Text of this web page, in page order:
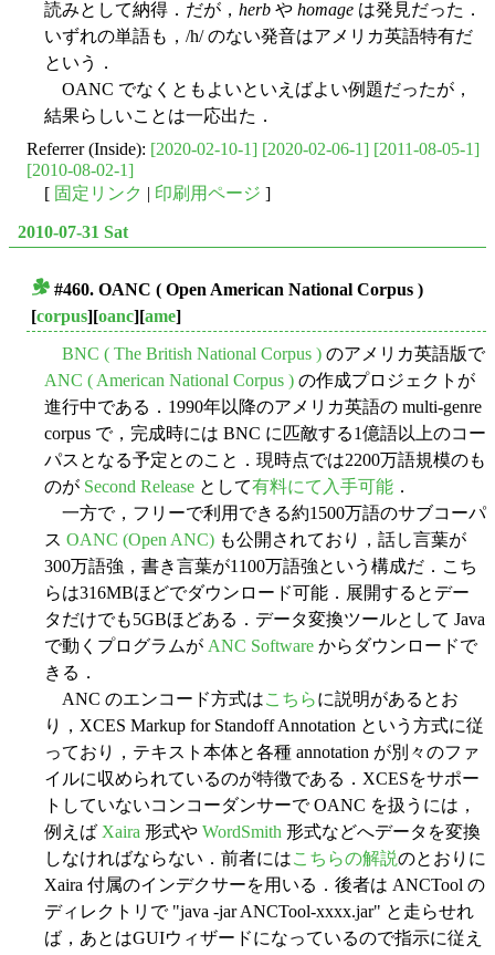
読みとして納得．だが， herb や homage は発見だった．
いずれの単語も，/h/ のない発音はアメリカ英語特有だ
という．
OANC でなくともよいといえばよい例題だったが，
結果らしいことは一応出た．
Referrer (Inside): [2020-02-10-1] [2020-02-06-1] [2011-08-05-1]
[2010-08-02-1]
[ 固定リンク | 印刷用ページ ]
2010-07-31 Sat
#460. OANC ( Open American National Corpus )
[corpus][oanc][ame]
BNC ( The British National Corpus ) のアメリカ英語版で
ANC ( American National Corpus ) の作成プロジェクトが
進行中である．1990年以降のアメリカ英語の multi-genre
corpus で，完成時には BNC に匹敵する1億語以上のコー
パスとなる予定とのこと．現時点では2200万語規模のも
のが Second Release として有料にて入手可能 ．
一方で，フリーで利用できる約1500万語のサブコーパ
ス OANC (Open ANC) も公開されており，話し言葉が
300万語強，書き言葉が1100万語強という構成だ．こち
らは316MBほどでダウンロード可能．展開するとデー
タだけでも5GBほどある．データ変換ツールとして Java
で動くプログラムが ANC Software からダウンロードで
きる．
ANC のエンコード方式はこちらに説明があるとお
り，XCES Markup for Standoff Annotation という方式に従
っており，テキスト本体と各種 annotation が別々のファ
イルに収められているのが特徴である．XCESをサポー
トしていないコンコーダンサーで OANC を扱うには，
例えば Xaira 形式や WordSmith 形式などへデータを変換
しなければならない．前者にはこちらの解説のとおりに
Xaira 付属のインデクサーを用いる．後者は ANCTool の
ディレクトリで "java -jar ANCTool-xxxx.jar" と走らせれ
ば，あとはGUIウィザードになっているので指示に従え